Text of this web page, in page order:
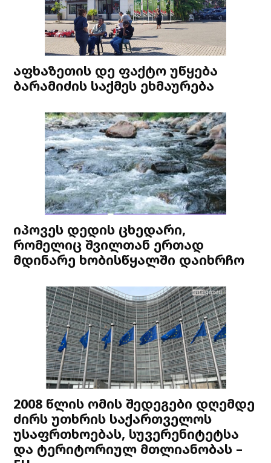
აფხაზეთის დე ფაქტო უწყება
ბარამიძის საქმეს ეხმაურება
იპოვეს დედის ცხედარი,
რომელიც შვილთან ერთად
მდინარე ხობისწყალში დაიხრჩო
2008 წლის ომის შედეგები დღემდე
ძირს უთხრის საქართველოს
უსაფრთხოებას, სუვერენიტეტსა
და ტერიტორიულ მთლიანობას –